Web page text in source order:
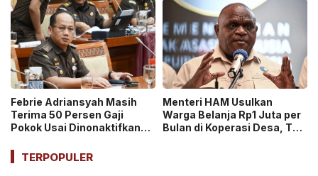
Sistem Open Dumping!
Beruntung di Dunia!
Febrie Adriansyah Masih
Terima 50 Persen Gaji
Pokok Usai Dinonaktifkan
ASN Dihentikan!
Menteri HAM Usulkan
Warga Belanja Rp1 Juta per
Bulan di Koperasi Desa, Tuai
TERPOPULER